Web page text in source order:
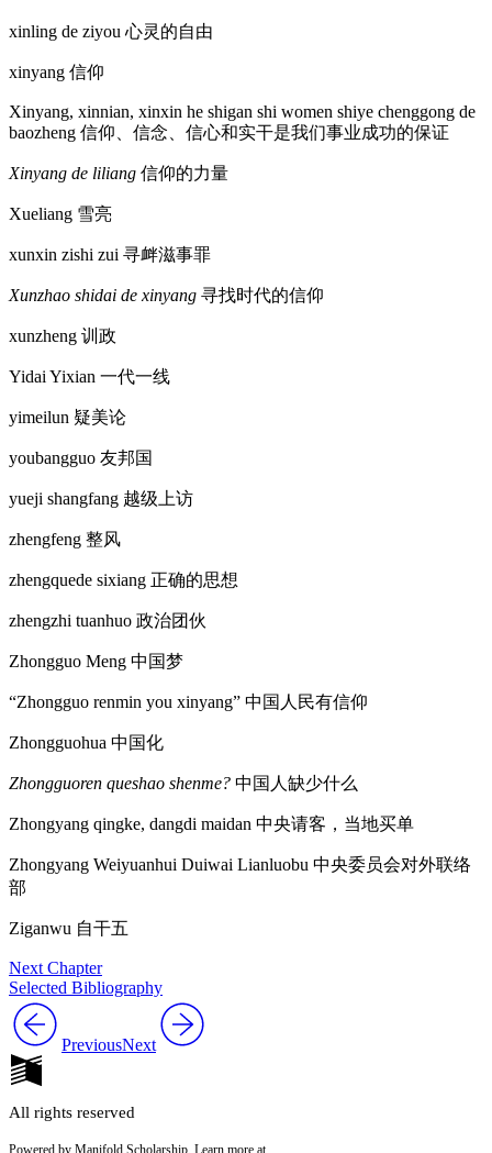
xinling de ziyou 心灵的自由
xinyang 信仰
Xinyang, xinnian, xinxin he shigan shi women shiye chenggong de
baozheng 信仰、信念、信心和实干是我们事业成功的保证
Xinyang de liliang 信仰的力量
Xueliang 雪亮
xunxin zishi zui 寻衅滋事罪
Xunzhao shidai de xinyang 寻找时代的信仰
xunzheng 训政
Yidai Yixian 一代一线
yimeilun 疑美论
youbangguo 友邦国
yueji shangfang 越级上访
zhengfeng 整风
zhengquede sixiang 正确的思想
zhengzhi tuanhuo 政治团伙
Zhongguo Meng 中国梦
“Zhongguo renmin you xinyang” 中国人民有信仰
Zhongguohua 中国化
Zhongguoren queshao shenme? 中国人缺少什么
Zhongyang qingke, dangdi maidan 中央请客 ， 当地买单
Zhongyang Weiyuanhui Duiwai Lianluobu 中央委员会对外联络
部
Ziganwu 自干五
Next Chapter
Selected Bibliography
PreviousNext
All rights reserved
Powered by Manifold Scholarship. Learn more at